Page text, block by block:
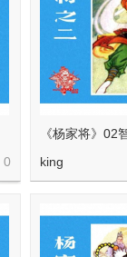
0
《杨家将》02
king